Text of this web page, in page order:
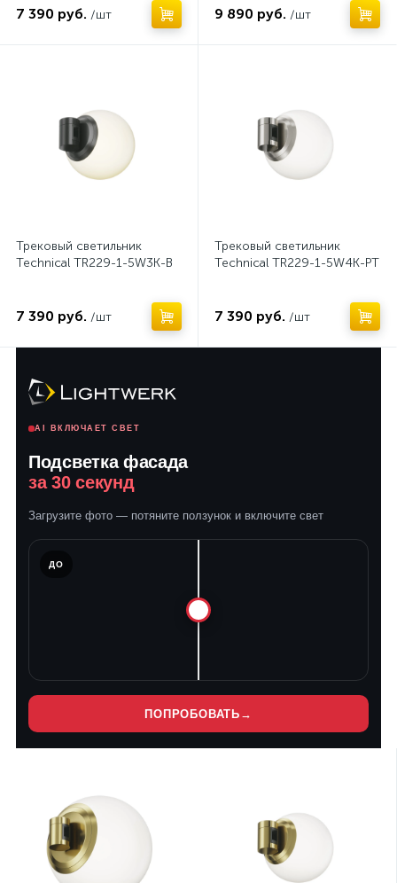
7 390 руб. /шт 9 890 руб. /шт
Трековый светильник
Technical TR229-1-5W3K-B
7 390 руб. /шт
Трековый светильник
Technical TR229-1-5W4K-PT
7 390 руб. /шт
AI ВКЛЮЧАЕТ СВЕТ
Подсветка фасада
за 30 секунд
Загрузите фото — потяните ползунок и включите свет
ДО
ПОПРОБОВАТЬ →